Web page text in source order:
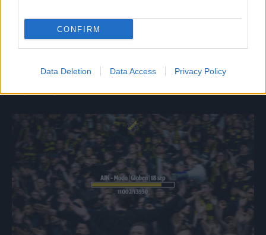
CONFIRM
Data Deletion Data Access Privacy Policy
SENASTE NYTT
Vi har passerat 11.000 sålda Publicerad 2026-08-07